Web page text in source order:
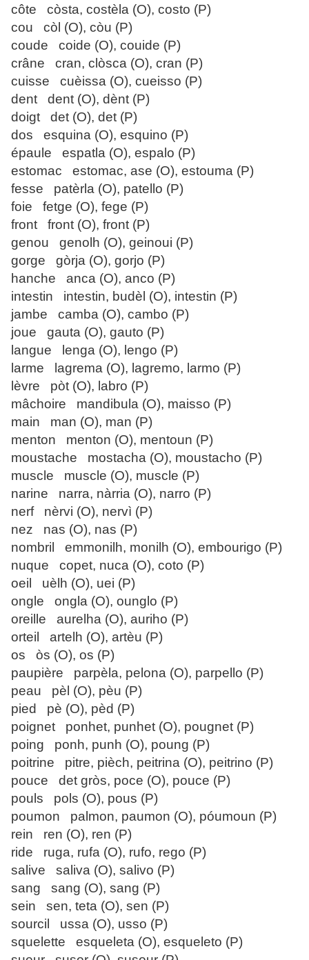
côte còsta, costèla (O), costo (P)
cou còl (O), còu (P)
coude coide (O), couide (P)
crâne cran, clòsca (O), cran (P)
cuisse cuèissa (O), cueisso (P)
dent dent (O), dènt (P)
doigt det (O), det (P)
dos esquina (O), esquino (P)
épaule espatla (O), espalo (P)
estomac estomac, ase (O), estouma (P)
fesse patèrla (O), patello (P)
foie fetge (O), fege (P)
front front (O), front (P)
genou genolh (O), geinoui (P)
gorge gòrja (O), gorjo (P)
hanche anca (O), anco (P)
intestin intestin, budèl (O), intestin (P)
jambe camba (O), cambo (P)
joue gauta (O), gauto (P)
langue lenga (O), lengo (P)
larme lagrema (O), lagremo, larmo (P)
lèvre pòt (O), labro (P)
mâchoire mandibula (O), maisso (P)
main man (O), man (P)
menton menton (O), mentoun (P)
moustache mostacha (O), moustacho (P)
muscle muscle (O), muscle (P)
narine narra, nàrria (O), narro (P)
nerf nèrvi (O), nervì (P)
nez nas (O), nas (P)
nombril emmonilh, monilh (O), embourigo (P)
nuque copet, nuca (O), coto (P)
oeil uèlh (O), uei (P)
ongle ongla (O), ounglo (P)
oreille aurelha (O), auriho (P)
orteil artelh (O), artèu (P)
os òs (O), os (P)
paupière parpèla, pelona (O), parpello (P)
peau pèl (O), pèu (P)
pied pè (O), pèd (P)
poignet ponhet, punhet (O), pougnet (P)
poing ponh, punh (O), poung (P)
poitrine pitre, pièch, peitrina (O), peitrino (P)
pouce det gròs, poce (O), pouce (P)
pouls pols (O), pous (P)
poumon palmon, paumon (O), póumoun (P)
rein ren (O), ren (P)
ride ruga, rufa (O), rufo, rego (P)
salive saliva (O), salivo (P)
sang sang (O), sang (P)
sein sen, teta (O), sen (P)
sourcil ussa (O), usso (P)
squelette esqueleta (O), esqueleto (P)